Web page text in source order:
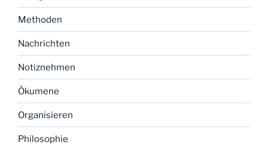
Methoden
Nachrichten
Notiznehmen
Ökumene
Organisieren
Philosophie